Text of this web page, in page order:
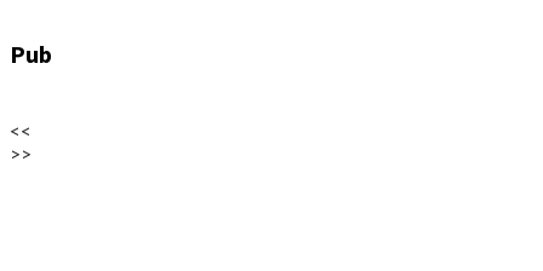
Pub
<<
>>